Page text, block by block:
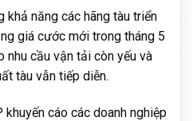
khả năng các hãng tàu triển
giá cước mới trong tháng 5
nhu cầu vận tải còn yếu và
tàu vẫn tiếp diễn.
khuyến cáo các doanh nghiệp